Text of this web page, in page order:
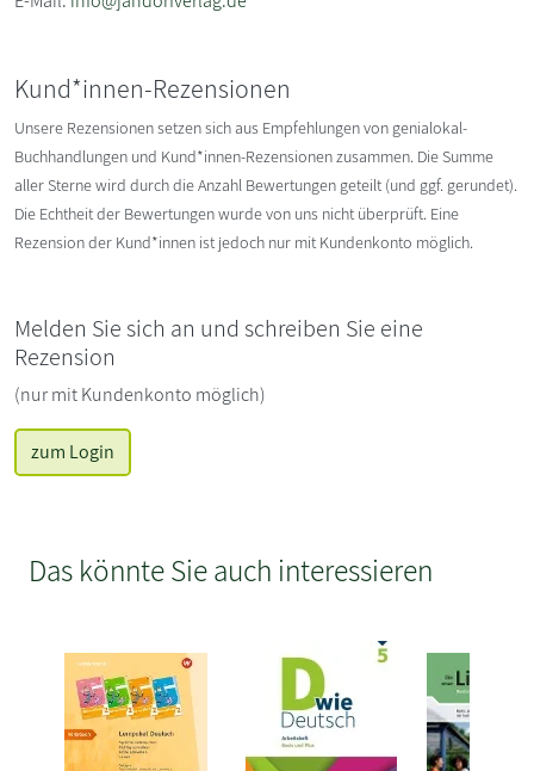
Kund*innen-Rezensionen
Unsere Rezensionen setzen sich aus Empfehlungen von genialokal-
Buchhandlungen und Kund*innen-Rezensionen zusammen. Die Summe
aller Sterne wird durch die Anzahl Bewertungen geteilt (und ggf. gerundet).
Die Echtheit der Bewertungen wurde von uns nicht überprüft. Eine
Rezension der Kund*innen ist jedoch nur mit Kundenkonto möglich.
Melden Sie sich an und schreiben Sie eine
Rezension
(nur mit Kundenkonto möglich)
zum Login
Das könnte Sie auch interessieren